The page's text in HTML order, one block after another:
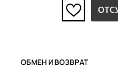
ОБМЕН И ВОЗВРАТ